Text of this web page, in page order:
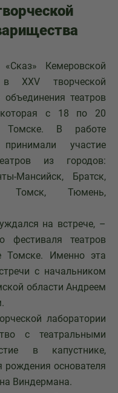
Кемеровской
XXV творческой
театров
которая с 18 по 20
В работе
участие
из городов:
Мансийск, Братск,
Томск, Тюмень,
на встрече, –
фестиваля театров
Томске. Именно эта
с начальником
области Андреем
лаборатории
с театральными
в капустнике,
основателя
Виндермана.